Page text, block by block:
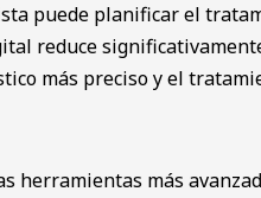
puede planificar el
reduce
más preciso y el
herramientas más